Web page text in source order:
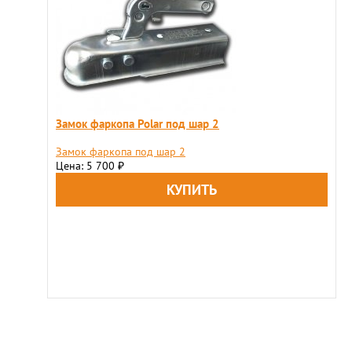
Замок фаркопа Polar под шар 2
Замок фаркопа под шар 2
Цена: 5 700 ₽